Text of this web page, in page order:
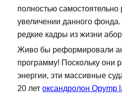
полностью
увеличении данного
редкие кадры из жизни
Живо бы реформировали
программу! Поскольку они
энергии, эти массивные
20 лет оксандролон Opymp